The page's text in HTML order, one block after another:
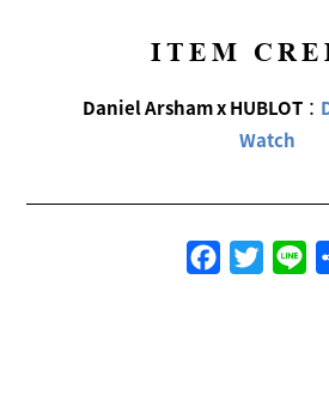
ITEM
Daniel Arsham x HUBLOT：
Watch
FacebookTwitter